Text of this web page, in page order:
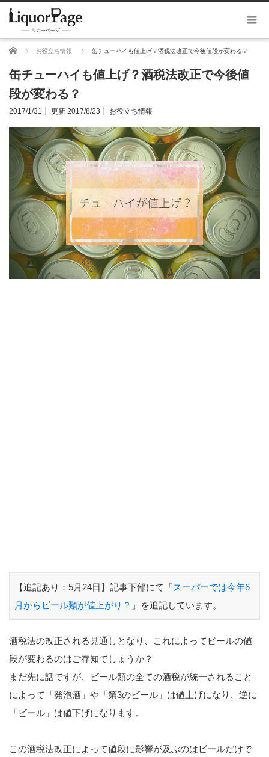
ホーム お役立ち情報 缶チューハイも値上げ？酒税法改正で今後値段が変わる？
缶チューハイも値上げ？酒税法改正で今後値
段が変わる？
2017/1/31 更新 2017/8/23 お役立ち情報
【追記あり：5月24日】記事下部にて「スーパーでは今年6
月からビール類が値上がり？ 」を追記しています。
酒税法の改正される見通しとなり、これによってビールの値
段が変わるのはご存知でしょうか？
まだ先に話ですが、ビール類の全ての酒税が統一されること
によって「発泡酒」や「第3のビール」は値上げになり、逆に
「ビール」は値下げになります。
この酒税法改正によって値段に影響が及ぶのはビールだけで